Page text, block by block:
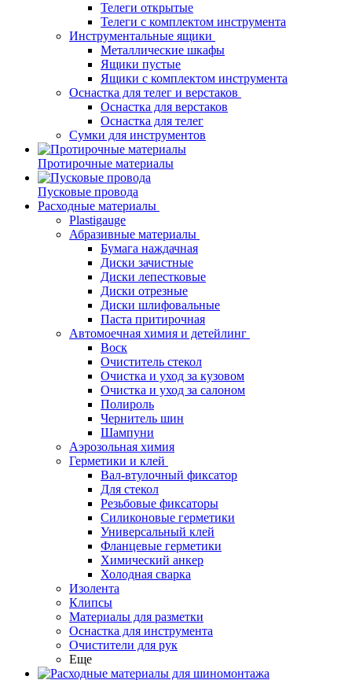
Телеги открытые
Телеги с комплектом инструмента
Инструментальные ящики
Металлические шкафы
Ящики пустые
Ящики с комплектом инструмента
Оснастка для телег и верстаков
Оснастка для верстаков
Оснастка для телег
Сумки для инструментов
Протирочные материалы
Пусковые провода
Расходные материалы
Plastigauge
Абразивные материалы
Бумага наждачная
Диски зачистные
Диски лепестковые
Диски отрезные
Диски шлифовальные
Паста притирочная
Автомоечная химия и детейлинг
Воск
Очиститель стекол
Очистка и уход за кузовом
Очистка и уход за салоном
Полироль
Чернитель шин
Шампуни
Аэрозольная химия
Герметики и клей
Вал-втулочный фиксатор
Для стекол
Резьбовые фиксаторы
Силиконовые герметики
Универсальный клей
Фланцевые герметики
Химический анкер
Холодная сварка
Изолента
Клипсы
Материалы для разметки
Оснастка для инструмента
Очистители для рук
Еще